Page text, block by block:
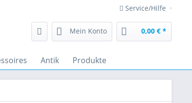
Service/Hilfe
Mein Konto 0,00 € *
Antik Produkte